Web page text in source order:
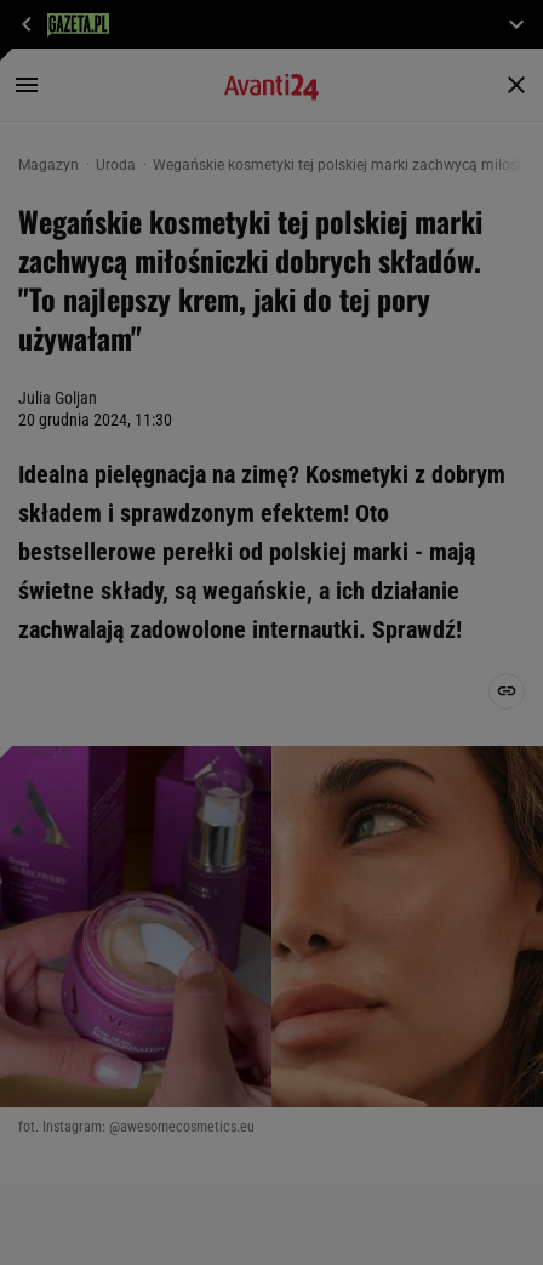
Magazyn Uroda Wegańskie kosmetyki tej polskiej marki zachwycą
Wegańskie kosmetyki tej polskiej marki
zachwycą miłośniczki dobrych składów.
"To najlepszy krem, jaki do tej pory
używałam"
Julia Goljan
20 grudnia 2024, 11:30
Idealna pielęgnacja na zimę? Kosmetyki z dobrym
składem i sprawdzonym efektem! Oto
bestsellerowe perełki od polskiej marki - mają
świetne składy, są wegańskie, a ich działanie
zachwalają zadowolone internautki. Sprawdź!
fot. Instagram: @awesomecosmetics.eu